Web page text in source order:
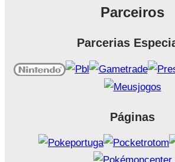
Parceiros
Parcerias
Páginas